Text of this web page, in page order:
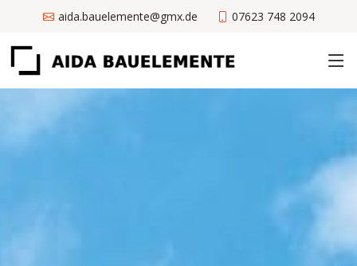
aida.bauelemente@gmx.de 07623 748 2094